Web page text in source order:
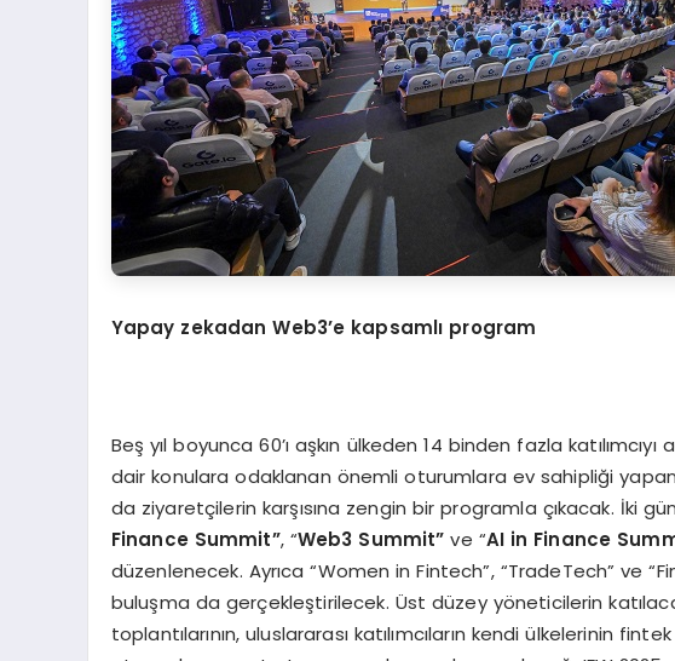
Yapay zekadan Web3’e kapsamlı program
Beş yıl boyunca 60’ı aşkın ülkeden 14 binden fazla
dair konulara odaklanan önemli oturumlara ev sahipliği
da ziyaretçilerin karşısına zengin bir programla çıkacak. İki
Finance Summit”, “Web3 Summit”ve “AI in Finance
düzenlenecek. Ayrıca “Women in Fintech”, “TradeTech” ve
buluşma da gerçekleştirilecek. Üst düzey yöneticilerin
toplantılarının, uluslararası katılımcıların kendi ülkelerinin